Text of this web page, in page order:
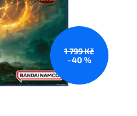
1 799 Kč
–40 %